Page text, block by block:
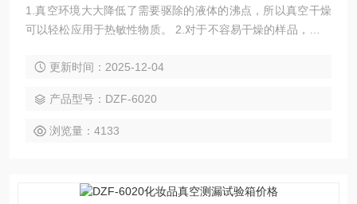
1.真空环境大大降低了需要驱除的液体的沸点，所以真空干燥
可以轻松应用于热敏性物质。 2.对于不容易干燥的样品，例如
间。 更新时间：2025-12-04
产品型号：DZF-6020
浏览量：4133